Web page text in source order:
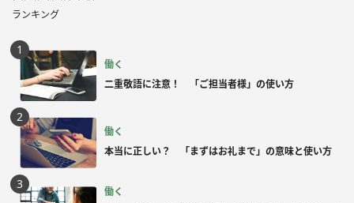
ランキング
働く
二重敬語に注意！ 「ご担当者様」の使い方
働く
本当に正しい？ 「まずはお礼まで」の意味と使い方
働く